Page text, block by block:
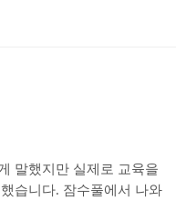
말했지만 실제로 교육을
습니다. 잠수풀에서 나와